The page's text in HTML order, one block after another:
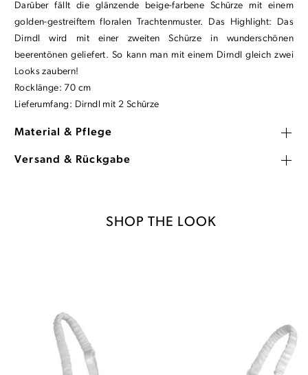
Darüber fällt die glänzende beige-farbene Schürze mit einem
golden-gestreiftem floralen Trachtenmuster. Das Highlight: Das
Dirndl wird mit einer zweiten Schürze in wunderschönen
beerentönen geliefert. So kann man mit einem Dirndl gleich zwei
Looks zaubern!
Rocklänge: 70 cm
Lieferumfang: Dirndl mit 2 Schürze
Material & Pflege
Versand & Rückgabe
SHOP THE LOOK